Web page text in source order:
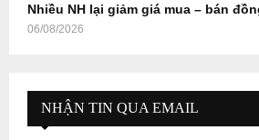
Nhiều NH lại giảm giá mua – bán
06/08/2026
NHẬN TIN QUA EMAIL